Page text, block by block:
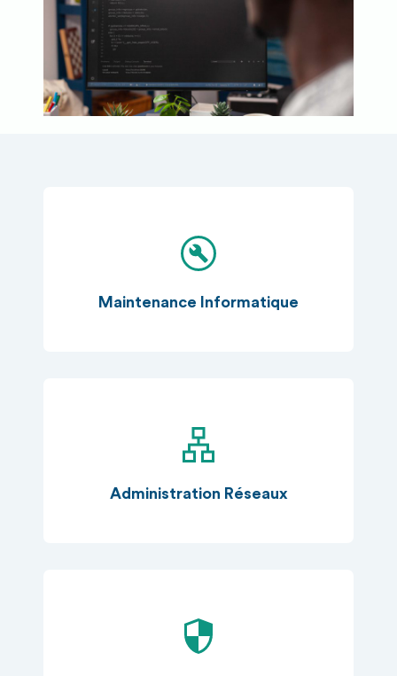
Maintenance Informatique
Administration Réseaux